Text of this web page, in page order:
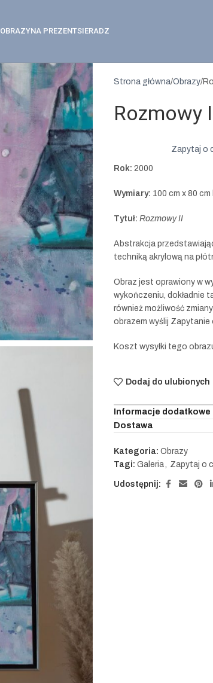
OBRAZYNA PREZENTSIERADZ
Strona główna Obrazy
Rozmowy
Zapytaj o
Rok: 2000
Wymiary: 100 cm x 80 cm
Tytuł: Rozmowy II
Abstrakcja
techniką akrylową na
Obraz jest oprawiony w
wykończeniu, dokładnie
również możliwość
obrazem wyślij Zapytanie
Koszt wysyłki tego
Dodaj do ulubionych
Informacje dodatkowe
Dostawa
Kategoria: Obrazy
Tagi: Galeria, Zapytaj o
Udostępnij: